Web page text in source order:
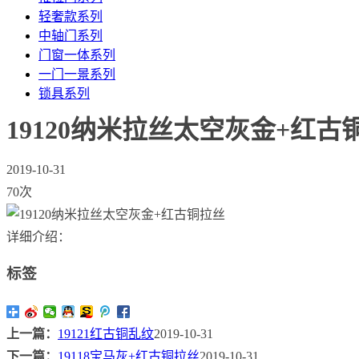
轻奢款系列
中轴门系列
门窗一体系列
一门一景系列
锁具系列
19120纳米拉丝太空灰金+红古
2019-10-31
70次
详细介绍：
标签
上一篇： 19121红古铜乱纹2019-10-31